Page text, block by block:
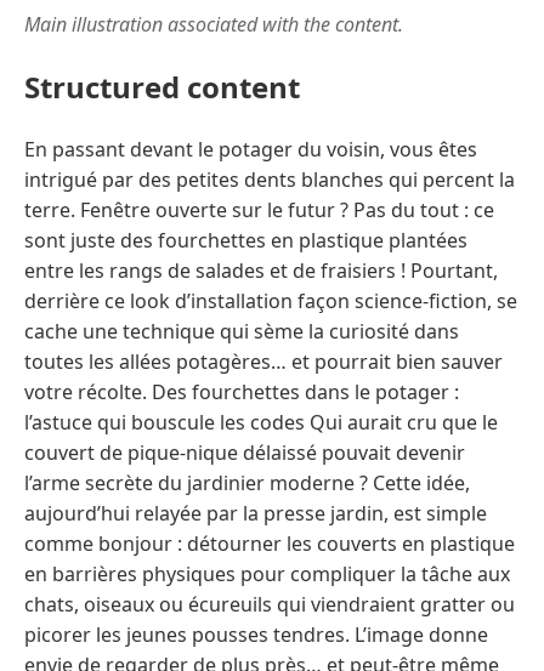
Main illustration associated with the content.
Structured content
En passant devant le potager du voisin, vous êtes
intrigué par des petites dents blanches qui percent la
terre. Fenêtre ouverte sur le futur ? Pas du tout : ce
sont juste des fourchettes en plastique plantées
entre les rangs de salades et de fraisiers ! Pourtant,
derrière ce look d’installation façon science-fiction, se
cache une technique qui sème la curiosité dans
toutes les allées potagères… et pourrait bien sauver
votre récolte. Des fourchettes dans le potager :
l’astuce qui bouscule les codes Qui aurait cru que le
couvert de pique-nique délaissé pouvait devenir
l’arme secrète du jardinier moderne ? Cette idée,
aujourd’hui relayée par la presse jardin, est simple
comme bonjour : détourner les couverts en plastique
en barrières physiques pour compliquer la tâche aux
chats, oiseaux ou écureuils qui viendraient gratter ou
picorer les jeunes pousses tendres. L’image donne
envie de regarder de plus près… et peut-être même